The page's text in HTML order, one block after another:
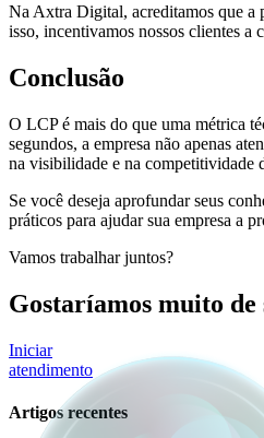
Na Axtra Digital, acreditamos que a
isso, incentivamos nossos clientes a
Conclusão
O LCP é mais do que uma métrica
segundos, a empresa não apenas
na visibilidade e na competitividade
Se você deseja aprofundar seus
práticos para ajudar sua empresa a
Vamos trabalhar juntos?
Gostaríamos muito de
Iniciar
atendimento
Artigos recentes